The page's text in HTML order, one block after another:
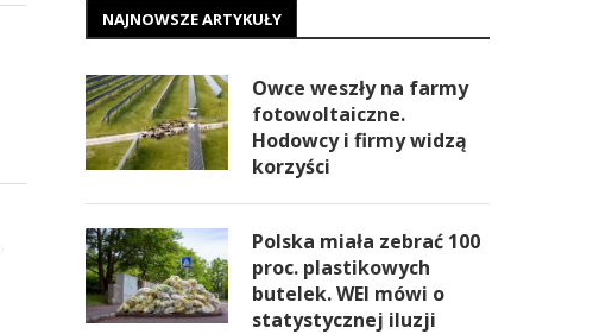
NAJNOWSZE ARTYKUŁY
Owce weszły na farmy
fotowoltaiczne.
Hodowcy i firmy widzą
korzyści
Polska miała zebrać 100
proc. plastikowych
butelek. WEI mówi o
statystycznej iluzji